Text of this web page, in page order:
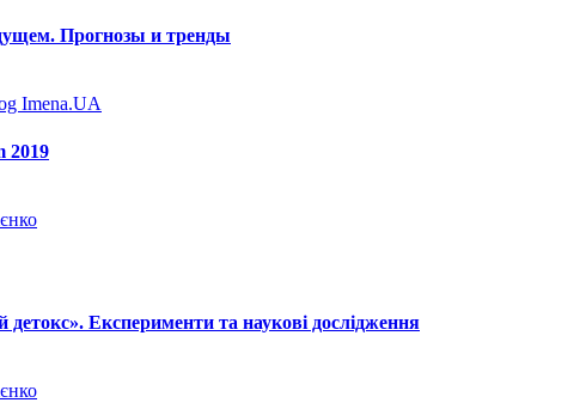
Прогнозы и тренды
Imena.UA
2019
Експерименти та наукові дослідження